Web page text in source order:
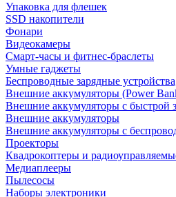
Упаковка для флешек
SSD накопители
Фонари
Видеокамеры
Смарт-часы и фитнес-браслеты
Умные гаджеты
Беспроводные зарядные
Внешние аккумуляторы (Power
Внешние аккумуляторы с быстрой
Внешние аккумуляторы
Внешние аккумуляторы с
Проекторы
Квадрокоптеры и
Медиаплееры
Пылесосы
Наборы электроники